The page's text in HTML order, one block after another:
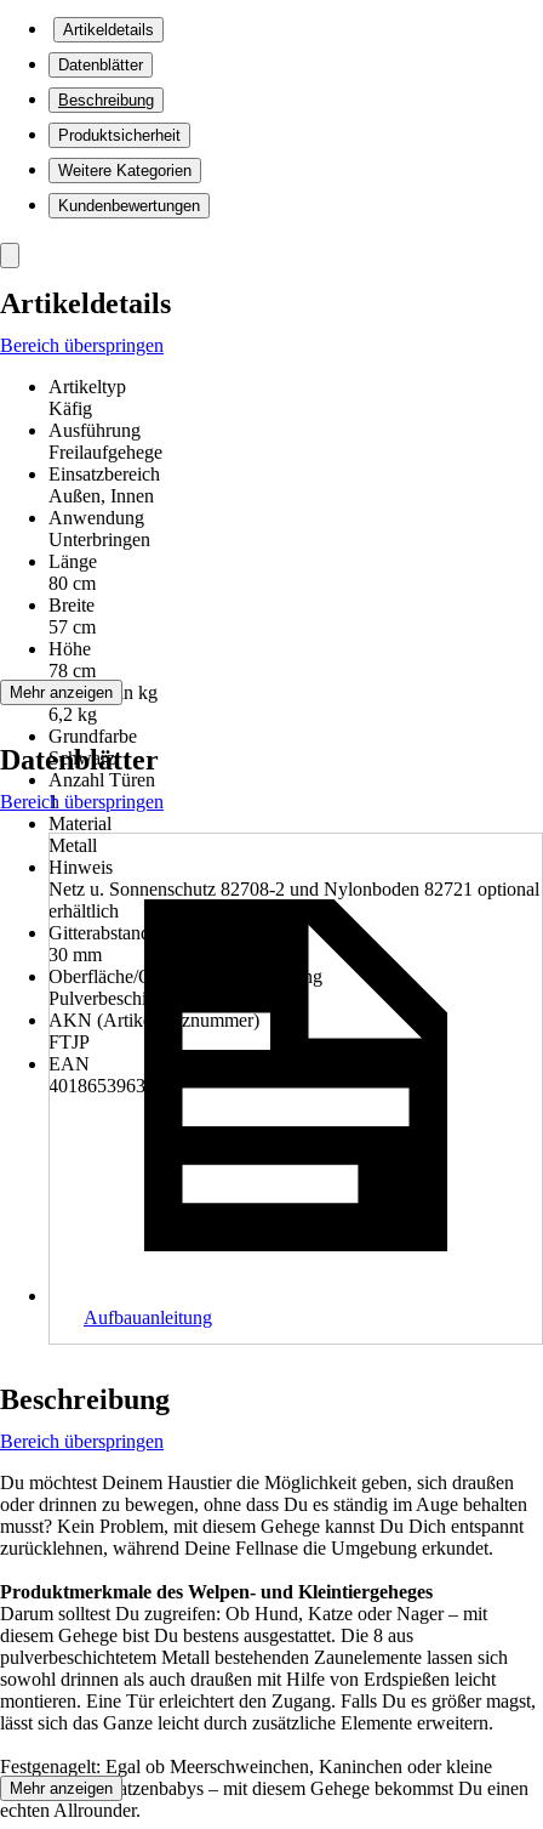
Artikeldetails
Datenblätter
Beschreibung
Produktsicherheit
Weitere Kategorien
Kundenbewertungen
Artikeldetails
Bereich überspringen
Artikeltyp
Käfig
Ausführung
Freilaufgehege
Einsatzbereich
Außen, Innen
Anwendung
Unterbringen
Länge
80 cm
Breite
57 cm
Höhe
78 cm
Gewicht in kg
6,2 kg
Grundfarbe
Schwarz
Anzahl Türen
1
Material
Metall
Hinweis
Netz u. Sonnenschutz 82708-2 und Nylonboden 82721 optional
erhältlich
Gitterabstand
30 mm
Oberfläche/Oberflächenbehandlung
Pulverbeschichtet
AKN (Artikelkurznummer)
FTJP
EAN
4018653963876
Mehr anzeigen
Datenblätter
Bereich überspringen
Aufbauanleitung
Beschreibung
Bereich überspringen
Du möchtest Deinem Haustier die Möglichkeit geben, sich draußen
oder drinnen zu bewegen, ohne dass Du es ständig im Auge behalten
musst? Kein Problem, mit diesem Gehege kannst Du Dich entspannt
zurücklehnen, während Deine Fellnase die Umgebung erkundet.
Produktmerkmale des Welpen- und Kleintiergeheges
Darum solltest Du zugreifen: Ob Hund, Katze oder Nager – mit
diesem Gehege bist Du bestens ausgestattet. Die 8 aus
pulverbeschichtetem Metall bestehenden Zaunelemente lassen sich
sowohl drinnen als auch draußen mit Hilfe von Erdspießen leicht
montieren. Eine Tür erleichtert den Zugang. Falls Du es größer magst,
lässt sich das Ganze leicht durch zusätzliche Elemente erweitern.
Festgenagelt: Egal ob Meerschweinchen, Kaninchen oder kleine
Hunde- bzw. Katzenbabys – mit diesem Gehege bekommst Du einen
echten Allrounder.
Mehr anzeigen